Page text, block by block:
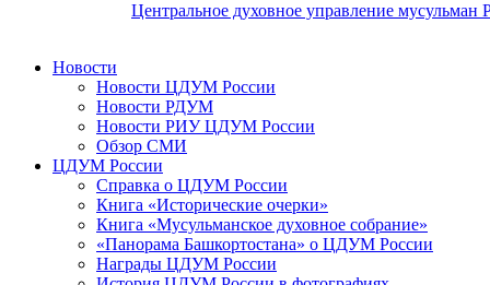
Центральное духовное управление мусульман
Новости
Новости ЦДУМ России
Новости РДУМ
Новости РИУ ЦДУМ России
Обзор СМИ
ЦДУМ России
Справка о ЦДУМ России
Книга «Исторические очерки»
Книга «Мусульманское духовное собрание»
«Панорама Башкортостана» о ЦДУМ России
Награды ЦДУМ России